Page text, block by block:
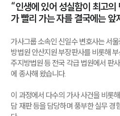
“인생에 있어 성실함이 최고의
가 빨리 가는 자를 결국에는 앞
가사그룹 소속인 신일수 변호사는 서
방법원 안산지원 부장판사를 비롯해
주지방법원 등 전국 각급 법원에서 판
에 종사해 왔습니다.
이 과정에서 다수의 가사 사건을 비롯
담 재판 등을 담당하며 풍부한 실무 경